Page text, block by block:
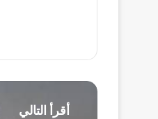
أقرأ التالي